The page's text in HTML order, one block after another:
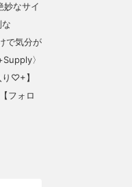
妙なサイ
で気分が
〉
♡+】
フォロ